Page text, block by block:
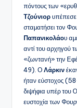
πόντους των
Τζούνιορ
σταματήσει τον
Παπανικολάου
αντί του αρχηγού
«ζωντανή» την
49). ΟΛάρκιν
ήταν εύστοχος
διψήφια υπέρ
ευστοχία των